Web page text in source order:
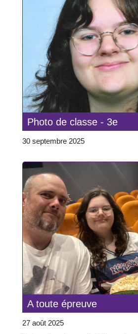
Photo de classe - 3e
30 septembre 2025
A toute épreuve
27 août 2025